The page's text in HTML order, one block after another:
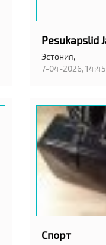
Эстония,
7-04-2026, 14:45
Спорт